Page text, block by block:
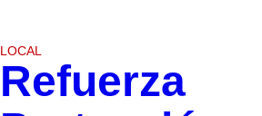
LOCAL
Refuerza